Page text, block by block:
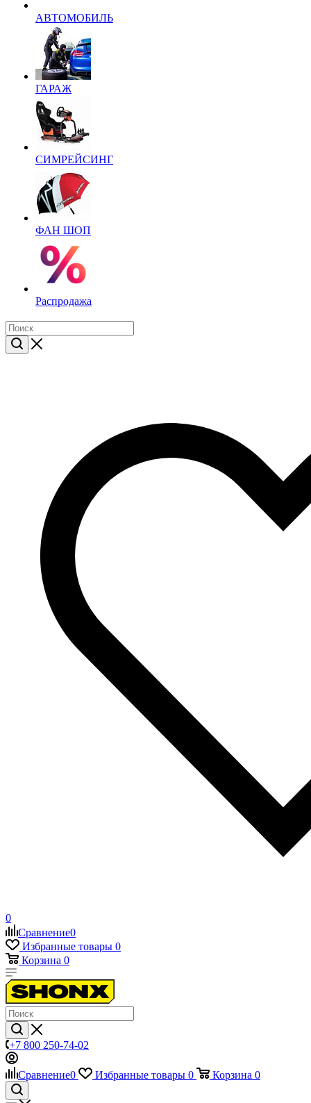
АВТОМОБИЛЬ
ГАРАЖ
СИМРЕЙСИНГ
ФАН ШОП
Распродажа
0
Сравнение0
Избранные товары 0
Корзина 0
+7 800 250-74-02
Сравнение0 Избранные товары 0 Корзина 0